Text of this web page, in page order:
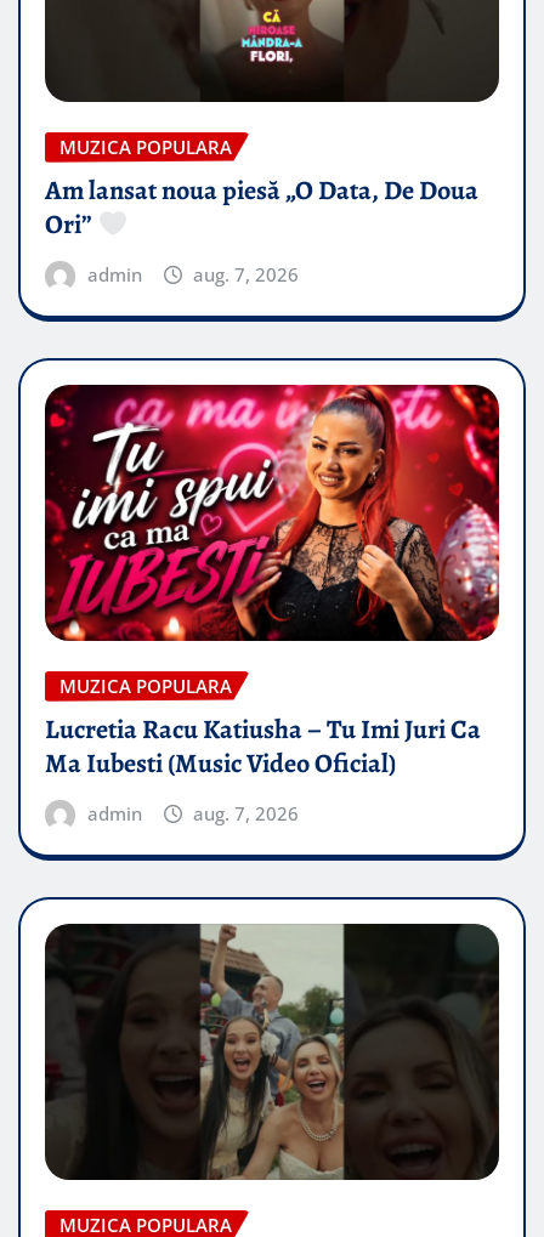
MUZICA POPULARA
Am lansat noua piesă „O Data, De Doua
Ori”
admin aug. 7, 2026
MUZICA POPULARA
Lucretia Racu Katiusha – Tu Imi Juri Ca
Ma Iubesti (Music Video Oficial)
admin aug. 7, 2026
MUZICA POPULARA